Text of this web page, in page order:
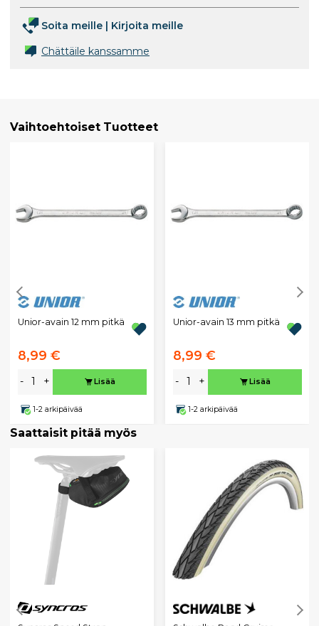
Soita meille | Kirjoita meille
Chättäile kanssamme
Vaihtoehtoiset Tuotteet
Unior-avain 12 mm pitkä
8,99 €
- + Lisää
1-2 arkipäivää
Unior-avain 13 mm pitkä
8,99 €
- + Lisää
1-2 arkipäivää
Saattaisit pitää myös